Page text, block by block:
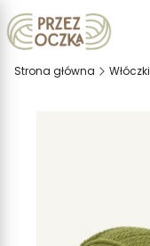
Strona główna Włóczki